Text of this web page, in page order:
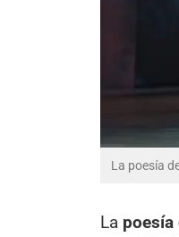
La poesía
La poesía